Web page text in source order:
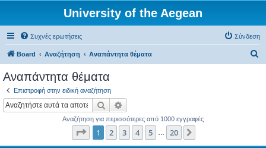
University of the Aegean
Συχνές ερωτήσεις Σύνδεση
Board Αναζήτηση Αναπάντητα θέματα
Αναπάντητα θέματα
Επιστροφή στην ειδική αναζήτηση
Αναζήτηση
Αναζήτηση για περισσότερες από 1000 εγγραφές
Σελίδα από20
1 2 3 4 5 20